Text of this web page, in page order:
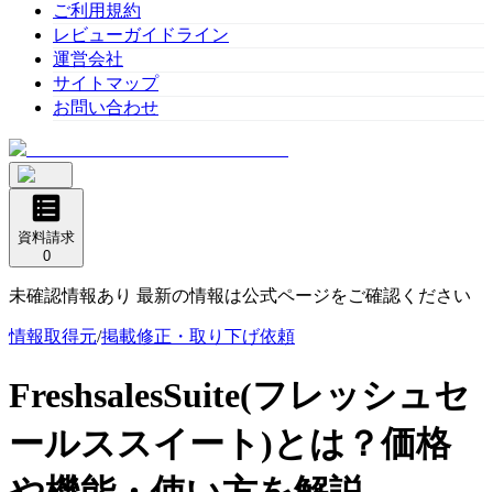
ご利用規約
レビューガイドライン
運営会社
サイトマップ
お問い合わせ
資料請求
0
未確認情報あり 最新の情報は公式ページをご確認ください
情報取得元/掲載修正・取り下げ依頼
FreshsalesSuite(フレッシュセ
ールススイート)とは？価格